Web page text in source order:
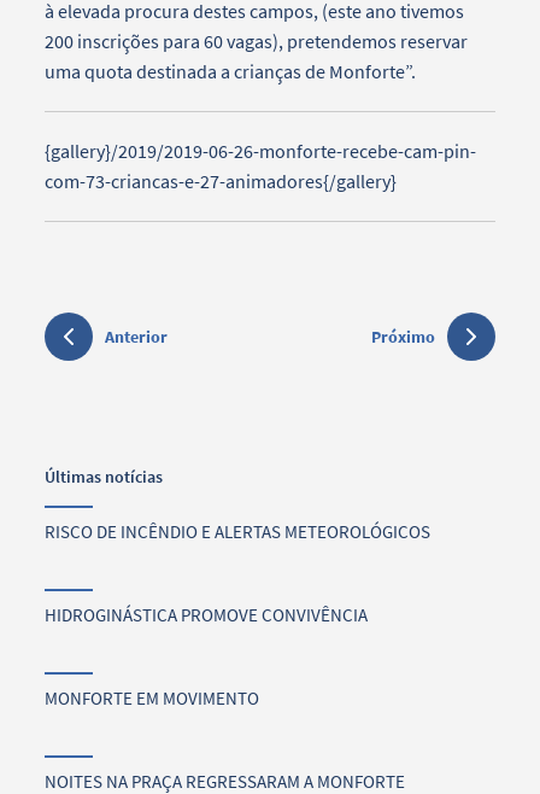
à elevada procura destes campos, (este ano tivemos
200 inscrições para 60 vagas), pretendemos reservar
uma quota destinada a crianças de Monforte”.
{gallery}/2019/2019-06-26-monforte-recebe-cam-pin-
com-73-criancas-e-27-animadores{/gallery}
Anterior Próximo
Últimas notícias
RISCO DE INCÊNDIO E ALERTAS METEOROLÓGICOS
HIDROGINÁSTICA PROMOVE CONVIVÊNCIA
MONFORTE EM MOVIMENTO
NOITES NA PRAÇA REGRESSARAM A MONFORTE